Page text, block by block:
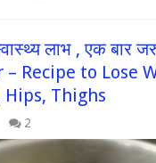
लाभ , एक बार
– Recipe to Lose
Hips, Thighs
2